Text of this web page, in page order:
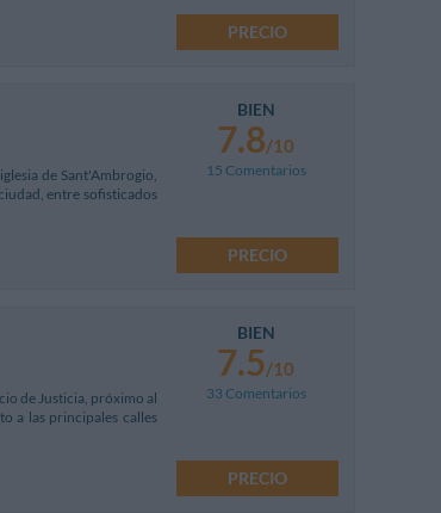
PRECIO
de Sant'Ambrogio,
entre sofisticados
BIEN
7.8/10
15 Comentarios
PRECIO
de Justicia, próximo al
a las principales calles
BIEN
7.5/10
33 Comentarios
PRECIO